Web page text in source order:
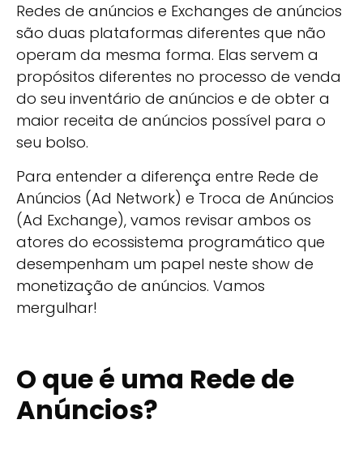
Redes de anúncios e Exchanges de anúncios
são duas plataformas diferentes que não
operam da mesma forma. Elas servem a
propósitos diferentes no processo de venda
do seu inventário de anúncios e de obter a
maior receita de anúncios possível para o
seu bolso.
Para entender a diferença entre Rede de
Anúncios (Ad Network) e Troca de Anúncios
(Ad Exchange), vamos revisar ambos os
atores do ecossistema programático que
desempenham um papel neste show de
monetização de anúncios. Vamos
mergulhar!
O que é uma Rede de
Anúncios?